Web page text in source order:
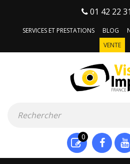
01 42 22
SERVICES ET PRESTATIONS BLOG
VENTE
0